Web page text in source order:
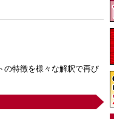
の特徴を様々な解釈で再び